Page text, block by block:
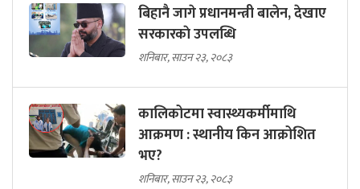
बिहानै जागे प्रधानमन्त्री बालेन, देखाए
सरकारकाे उपलब्धि
शनिबार, साउन २३, २०८३
कालिकोटमा स्वास्थ्यकर्मीमाथि
आक्रमण : स्थानीय किन आक्रोशित
भए?
शनिबार, साउन २३, २०८३